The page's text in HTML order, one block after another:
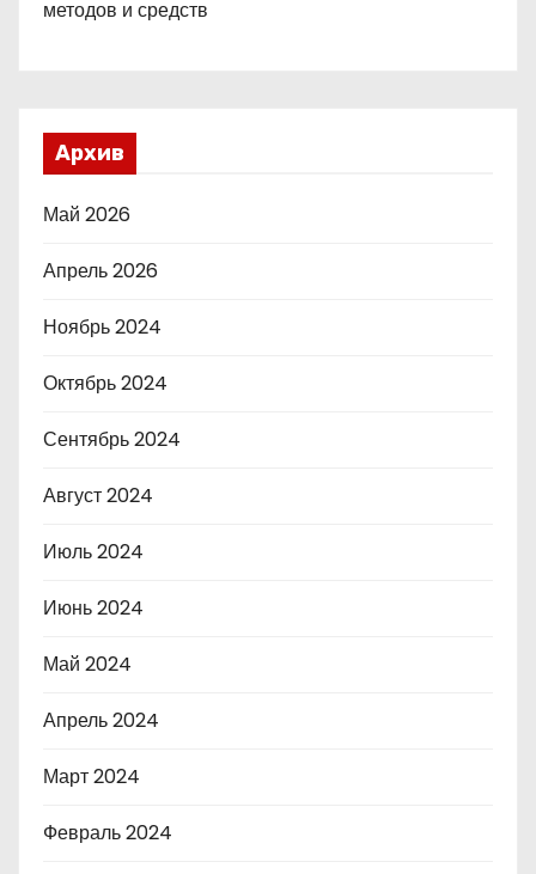
методов и средств
Архив
Май 2026
Апрель 2026
Ноябрь 2024
Октябрь 2024
Сентябрь 2024
Август 2024
Июль 2024
Июнь 2024
Май 2024
Апрель 2024
Март 2024
Февраль 2024